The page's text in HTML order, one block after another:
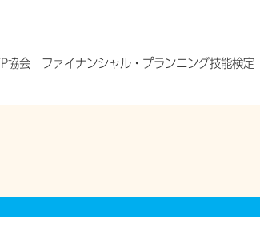
協会 ファイナンシャル・プランニング技能検定